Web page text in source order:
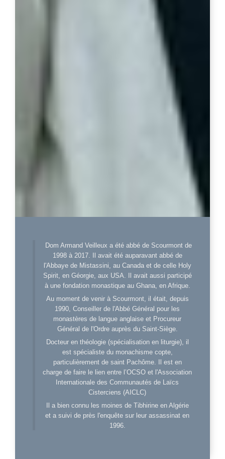
Dom Armand Veilleux a été abbé de Scourmont de
1998 à 2017. Il avait été auparavant abbé de
l'Abbaye de Mistassini, au Canada et de celle Holy
Spirit, en Géorgie, aux USA. Il avait aussi participé
à une fondation monastique au Ghana, en Afrique.
Au moment de venir à Scourmont, il était, depuis
1990, Conseiller de l'Abbé Général pour les
monastères de langue anglaise et Procureur
Général de l'Ordre auprès du Saint-Siège.
Docteur en théologie (spécialisation en liturgie), il
est spécialiste du monachisme copte,
particulièrement de saint Pachôme. Il est en
charge de faire le lien entre l’OCSO et l'Association
Internationale des Communautés de Laïcs
Cisterciens (AICLC)
Il a bien connu les moines de Tibhirine en Algérie
et a suivi de près l'enquête sur leur assassinat en
1996.